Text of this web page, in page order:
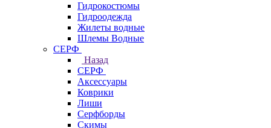
Гидрокостюмы
Гидроодежда
Жилеты водные
Шлемы Водные
СЕРФ
Назад
СЕРФ
Аксессуары
Коврики
Лиши
Серфборды
Скимы